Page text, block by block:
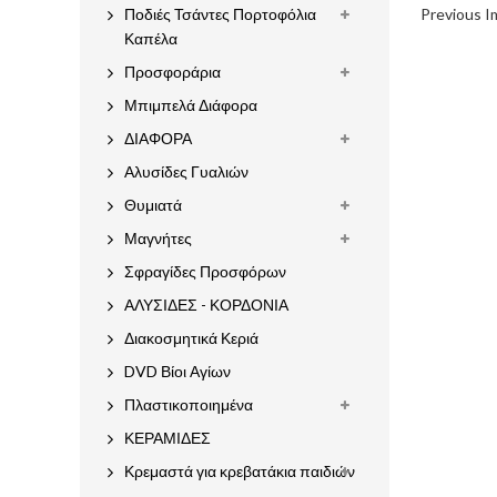
Previous
Ποδιές Τσάντες Πορτοφόλια
Καπέλα
Προσφοράρια
Μπιμπελά Διάφορα
ΔΙΑΦΟΡΑ
Αλυσίδες Γυαλιών
Θυμιατά
Μαγνήτες
Σφραγίδες Προσφόρων
ΑΛΥΣΙΔΕΣ - ΚΟΡΔΟΝΙΑ
Διακοσμητικά Κεριά
DVD Βίοι Αγίων
Πλαστικοποιημένα
ΚΕΡΑΜΙΔΕΣ
Κρεμαστά για κρεβατάκια παιδιών